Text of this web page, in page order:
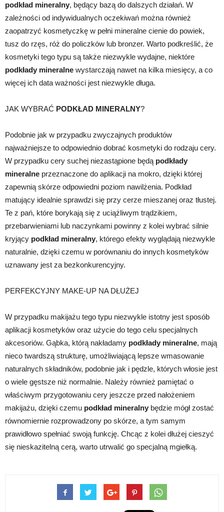
podkład mineralny, będący bazą do dalszych działań. W
zależności od indywidualnych oczekiwań można również
zaopatrzyć kosmetyczkę w pełni mineralne cienie do powiek,
tusz do rzęs, róż do policzków lub bronzer. Warto podkreślić, że
kosmetyki tego typu są także niezwykle wydajne, niektóre
podkłady mineralne wystarczają nawet na kilka miesięcy, a co
więcej ich data ważności jest niezwykle długa.
JAK WYBRAĆ PODKŁAD MINERALNY?
Podobnie jak w przypadku zwyczajnych produktów
najważniejsze to odpowiednio dobrać kosmetyki do rodzaju cery.
W przypadku cery suchej niezastąpione będą podkłady
mineralne przeznaczone do aplikacji na mokro, dzięki której
zapewnią skórze odpowiedni poziom nawilżenia. Podkład
matujący idealnie sprawdzi się przy cerze mieszanej oraz tłustej.
Te z pań, które borykają się z uciążliwym trądzikiem,
przebarwieniami lub naczynkami powinny z kolei wybrać silnie
kryjący podkład mineralny, którego efekty wyglądają niezwykle
naturalnie, dzięki czemu w porównaniu do innych kosmetyków
uznawany jest za bezkonkurencyjny.
PERFEKCYJNY MAKE-UP NA DŁUŻEJ
W przypadku makijażu tego typu niezwykle istotny jest sposób
aplikacji kosmetyków oraz użycie do tego celu specjalnych
akcesoriów. Gąbka, którą nakładamy podkłady mineralne, mają
nieco twardszą strukturę, umożliwiającą lepsze wmasowanie
naturalnych składników, podobnie jak i pędzle, których włosie jest
o wiele gęstsze niż normalnie. Należy również pamiętać o
właściwym przygotowaniu cery jeszcze przed nałożeniem
makijażu, dzięki czemu podkład mineralny będzie mógł zostać
równomiernie rozprowadzony po skórze, a tym samym
prawidłowo spełniać swoją funkcję. Chcąc z kolei dłużej cieszyć
się nieskazitelną cerą, warto utrwalić go specjalną mgiełką.